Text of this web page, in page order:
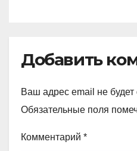
Добавить
Ваш адрес email не будет
Обязательные поля
Комментарий *